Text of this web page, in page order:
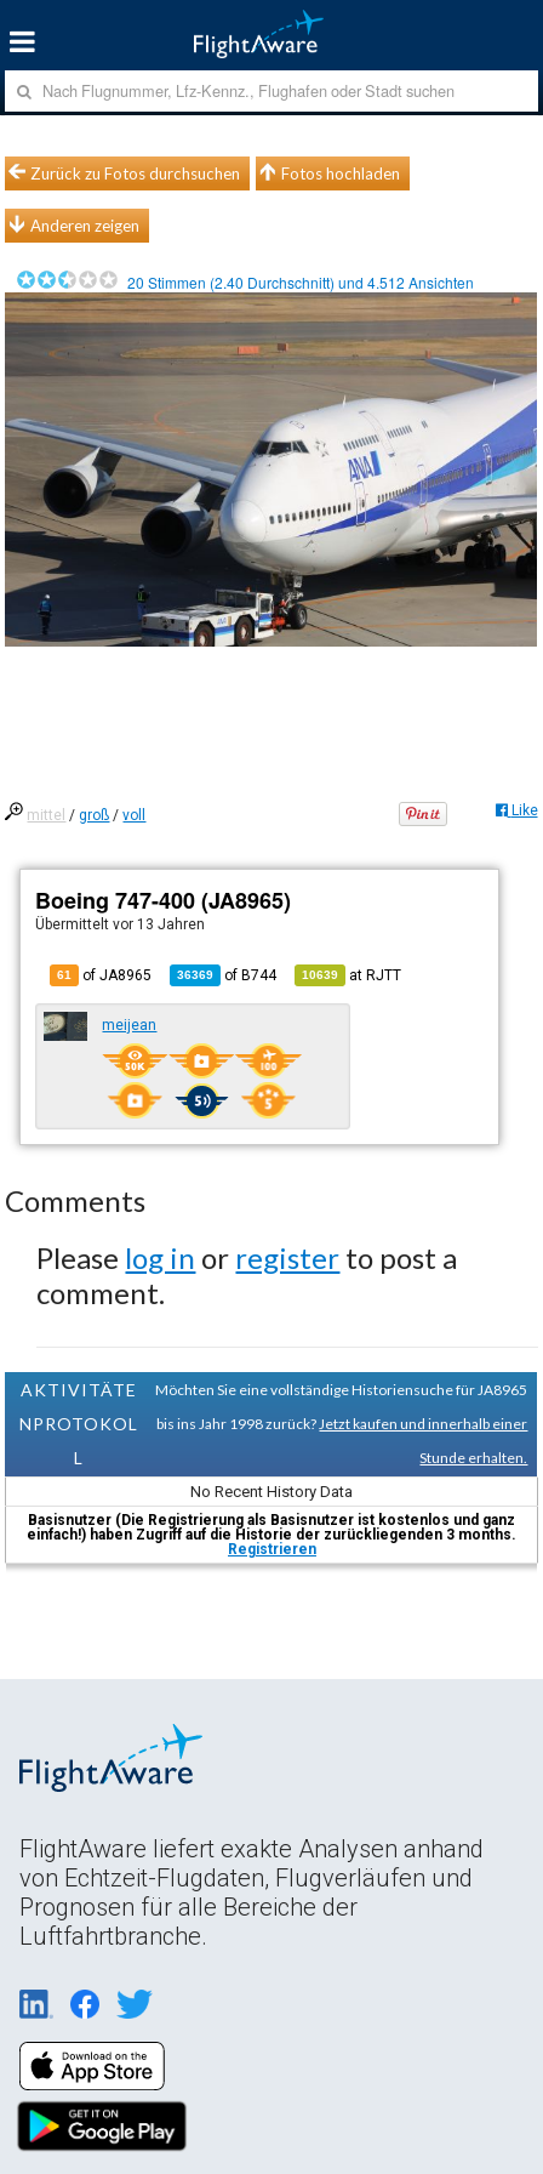
Zurück zu Fotos durchsuchen Fotos hochladen
Anderen zeigen
20 Stimmen (2.40 Durchschnitt) und4.512 Ansichten
mittel /groß /voll Like
Boeing 747-400 (JA8965)
Übermitteltvor 13 Jahren
61 of JA8965 36369 ofB744 10639 atRJTT
meijean
Comments
Please log in or register to post a
comment.
AKTIVITÄTE
NPROTOKOL
L
Möchten Sie eine vollständige Historiensuche für JA8965
bis ins Jahr 1998 zurück? Jetzt kaufen und innerhalb einer
Stunde erhalten.
No Recent History Data
Basisnutzer (Die Registrierung als Basisnutzer ist kostenlos und ganz
einfach!) haben Zugriff auf die Historie der zurückliegenden 3 months.
Registrieren
FlightAware liefert exakte Analysen anhand
von Echtzeit-Flugdaten, Flugverläufen und
Prognosen für alle Bereiche der
Luftfahrtbranche.